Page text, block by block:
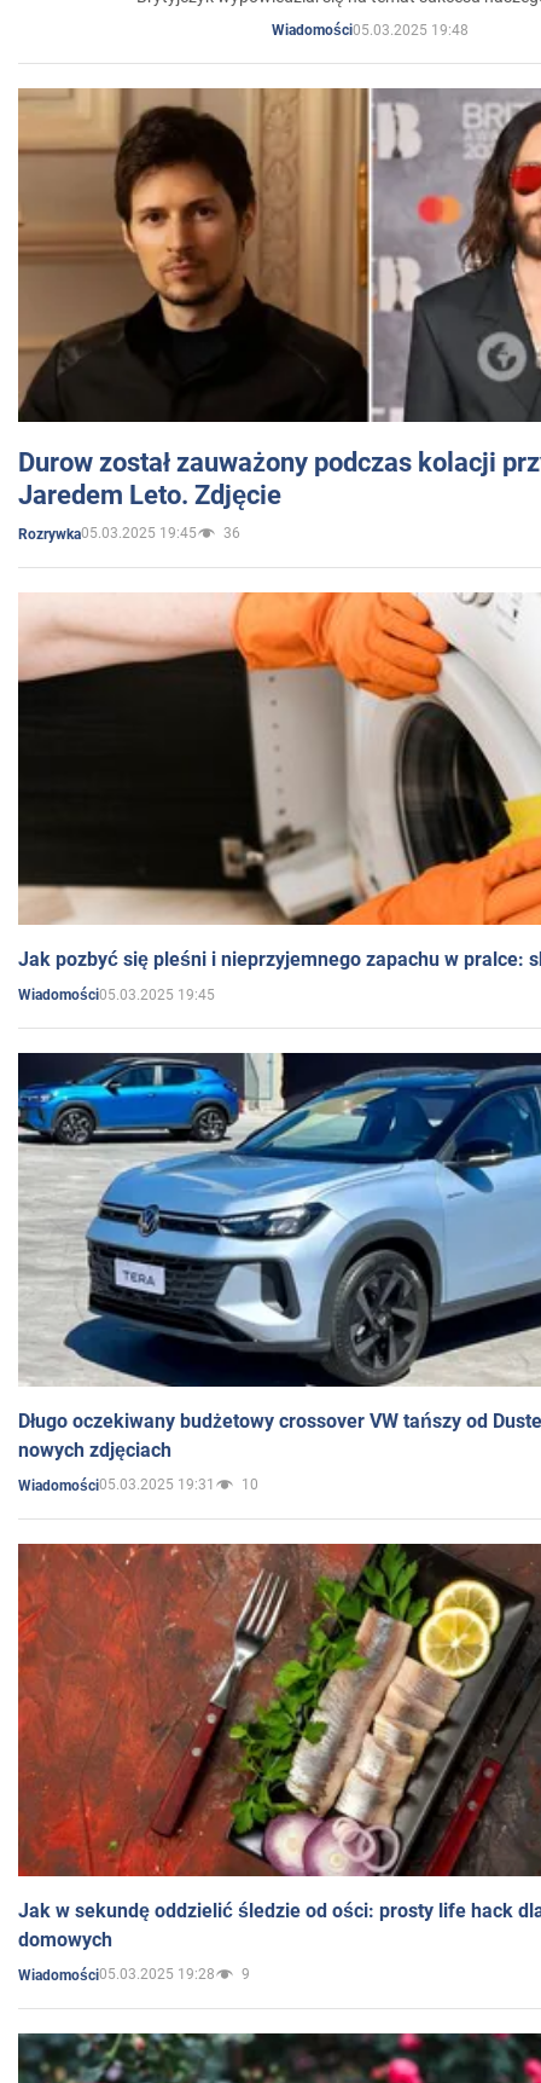
Wiadomości05.03.2025 19:48
Durow został zauważony podczas kolacji
Jaredem Leto. Zdjęcie
Rozrywka05.03.2025 19:45 36
Jak pozbyć się pleśni i nieprzyjemnego zapachu w pralce:
Wiadomości05.03.2025 19:45
Długo oczekiwany budżetowy crossover VW tańszy od
nowych zdjęciach
Wiadomości05.03.2025 19:31 10
Jak w sekundę oddzielić śledzie od ości: prosty life hack
domowych
Wiadomości05.03.2025 19:28 9